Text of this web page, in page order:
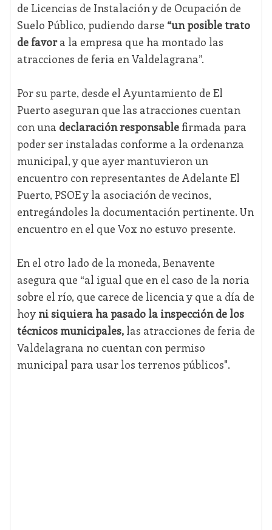
de Licencias de Instalación y de Ocupación de
Suelo Público, pudiendo darse “un posible trato
de favora la empresa que ha montado las
atracciones de feria en Valdelagrana”.
Por su parte, desde el Ayuntamiento de El
Puerto aseguran que las atracciones cuentan
con una declaración responsablefirmada para
poder ser instaladas conforme a la ordenanza
municipal, y que ayer mantuvieron un
encuentro con representantes de Adelante El
Puerto, PSOE y la asociación de vecinos,
entregándoles la documentación pertinente. Un
encuentro en el que Vox no estuvo presente.
En el otro lado de la moneda, Benavente
asegura que “al igual que en el caso de la noria
sobre el río, que carece de licencia y que a día de
hoy ni siquiera ha pasado la inspección de los
técnicos municipales,las atracciones de feria de
Valdelagrana no cuentan con permiso
municipal para usar los terrenos públicos".